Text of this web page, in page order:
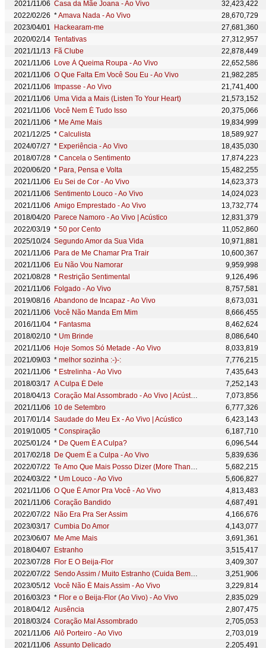
2021/11/06 Casa da Mãe Joana - Ao Vivo
32,423,422
2022/02/26 *Amava Nada - Ao Vivo
28,670,729
2023/04/01
Hackearam-me
27,681,360
2020/02/14 Tentativas
27,312,957
2021/11/13
Fã Clube
22,878,449
2021/11/06
Love À Queima Roupa - Ao Vivo
22,652,586
2021/11/06 O Que Falta Em Você Sou Eu - Ao Vivo
21,982,285
2021/11/06
Impasse - Ao Vivo
21,741,400
2021/11/06 Uma Vida a Mais (Listen To Your Heart)
21,573,152
2021/11/06 Você Nem É Tudo Isso
20,375,066
2021/11/06 * Me Ame Mais
19,834,999
2021/12/25 * Calculista
18,589,927
2024/07/27 * Experiência - Ao Vivo
18,435,030
2018/07/28 * Cancela o Sentimento
17,874,223
2020/06/20 * Para, Pensa e Volta
15,482,255
2021/11/06
Eu Sei de Cor - Ao Vivo
14,623,373
2021/11/06 Sentimento Louco - Ao Vivo
14,024,023
2021/11/06 Amigo Emprestado - Ao Vivo
13,732,774
2018/04/20 Parece Namoro - Ao Vivo | Acústico
12,831,379
2022/03/19 * 50 por Cento
11,052,860
2025/10/24 Segundo Amor da Sua Vida
10,971,881
2021/11/06
Para de Me Chamar Pra Trair
10,600,367
2021/11/06
Eu Não Vou Namorar
9,959,998
2021/08/28 * Restrição Sentimental
9,126,496
2021/11/06
Folgado - Ao Vivo
8,757,581
2019/08/16 Abandono de Incapaz - Ao Vivo
8,673,031
2021/11/06 Você Não Manda Em Mim
8,666,455
2016/11/04 * Fantasma
8,462,624
2018/02/10 * Um Brinde
8,086,640
2021/11/06
Hoje Somos Só Metade - Ao Vivo
8,033,819
2021/09/03 * melhor sozinha :-)-:
7,776,215
2021/11/06 * Estrelinha - Ao Vivo
7,435,643
2018/03/17 A Culpa É Dele
7,252,143
2018/04/13
Coração Mal Assombrado - Ao Vivo | Acústico
7,073,856
2021/11/06 10 de Setembro
6,777,326
2017/01/14 Saudade do Meu Ex - Ao Vivo | Acústico
6,423,143
2019/10/05 * Conspiração
6,187,710
2025/01/24 * De Quem É A Culpa?
6,096,544
2017/02/18 De Quem É a Culpa - Ao Vivo
5,839,636
2022/07/22
Te Amo Que Mais Posso Dizer (More Than I Can Say)
5,682,215
2024/03/22 * Um Louco - Ao Vivo
5,606,827
2021/11/06 O Que É Amor Pra Você - Ao Vivo
4,813,483
2021/11/06 Coração Bandido
4,687,491
2022/07/22
Não Era Pra Ser Assim
4,166,676
2023/03/17 Cumbia Do Amor
4,143,077
2023/06/07
Me Ame Mais
3,691,361
2018/04/07
Estranho
3,515,417
2023/07/28 Flor E O Beija-Flor
3,409,307
2022/07/22
Sendo Assim / Muito Estranho (Cuida Bem de Mim)
3,251,906
2023/05/12 Você Não É Mais Assim - Ao Vivo
3,229,814
2016/03/23 * Flor e o Beija-Flor (Ao Vivo) - Ao Vivo
2,835,029
2018/04/12 Ausência
2,807,475
2018/03/24 Coração Mal Assombrado
2,705,053
2021/11/06 Alô Porteiro - Ao Vivo
2,703,019
2021/11/06 Assunto Delicado
2,205,491